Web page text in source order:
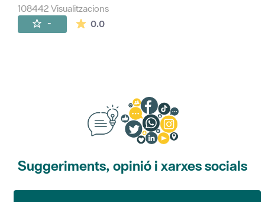
108442 Visualitzacions
- 0.0La mitjana de les valoracions és de 0
Suggeriments, opinió i xarxes socials